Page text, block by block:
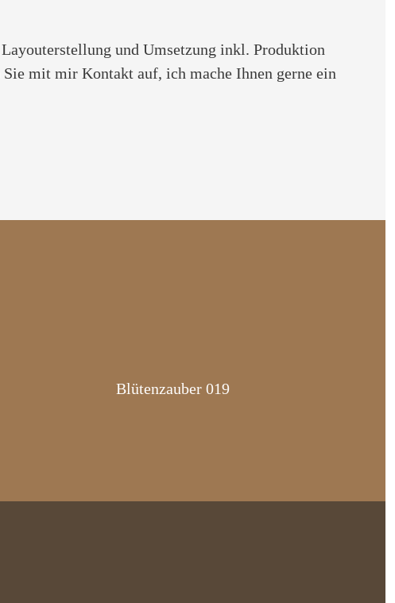
und Umsetzung inkl. Produktion
mit mir Kontakt auf, ich mache Ihnen gerne ein
Blütenzauber 019